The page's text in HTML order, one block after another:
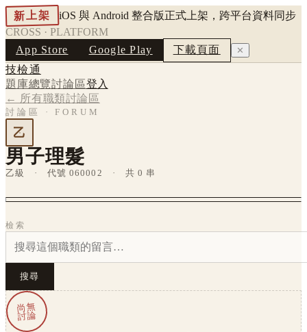
新上架
iOS 與 Android 整合版正式上架，跨平台資料同步
CROSS · PLATFORM
App Store
Google Play 下載頁面 ✕
技檢通
題庫總覽討論區登入
← 所有職類討論區
討論區 · FORUM
乙
男子理髮
乙級 · 代號 060002 · 共 0 串
檢索
搜尋
尚無
討論